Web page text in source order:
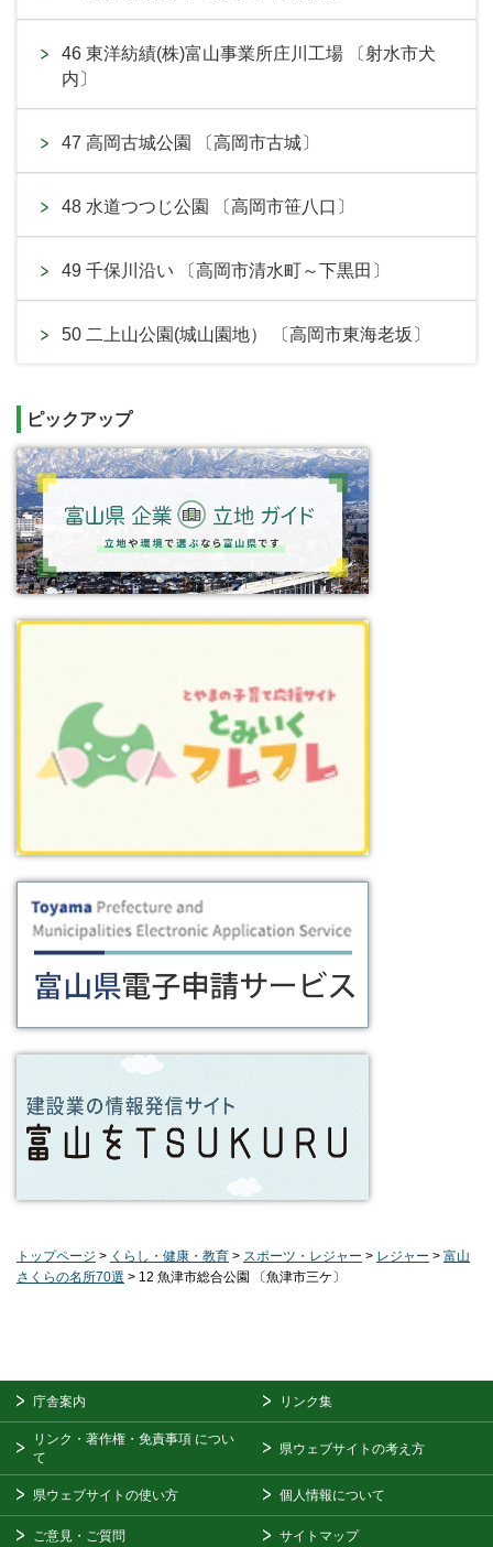
46 東洋紡績(株)富山事業所庄川工場 〔射水市犬
内〕
47 高岡古城公園 〔高岡市古城〕
48 水道つつじ公園 〔高岡市笹八口〕
49 千保川沿い 〔高岡市清水町～下黒田〕
50 二上山公園(城山園地） 〔高岡市東海老坂〕
ピックアップ
トップページ > くらし・健康・教育 > スポーツ・レジャー > レジャー > 富山
さくらの名所70選 > 12 魚津市総合公園 〔魚津市三ケ〕
庁舎案内 リンク集
リンク・著作権・免責事項 につい
て
県ウェブサイトの考え方
県ウェブサイトの使い方 個人情報について
ご意見・ご質問 サイトマップ